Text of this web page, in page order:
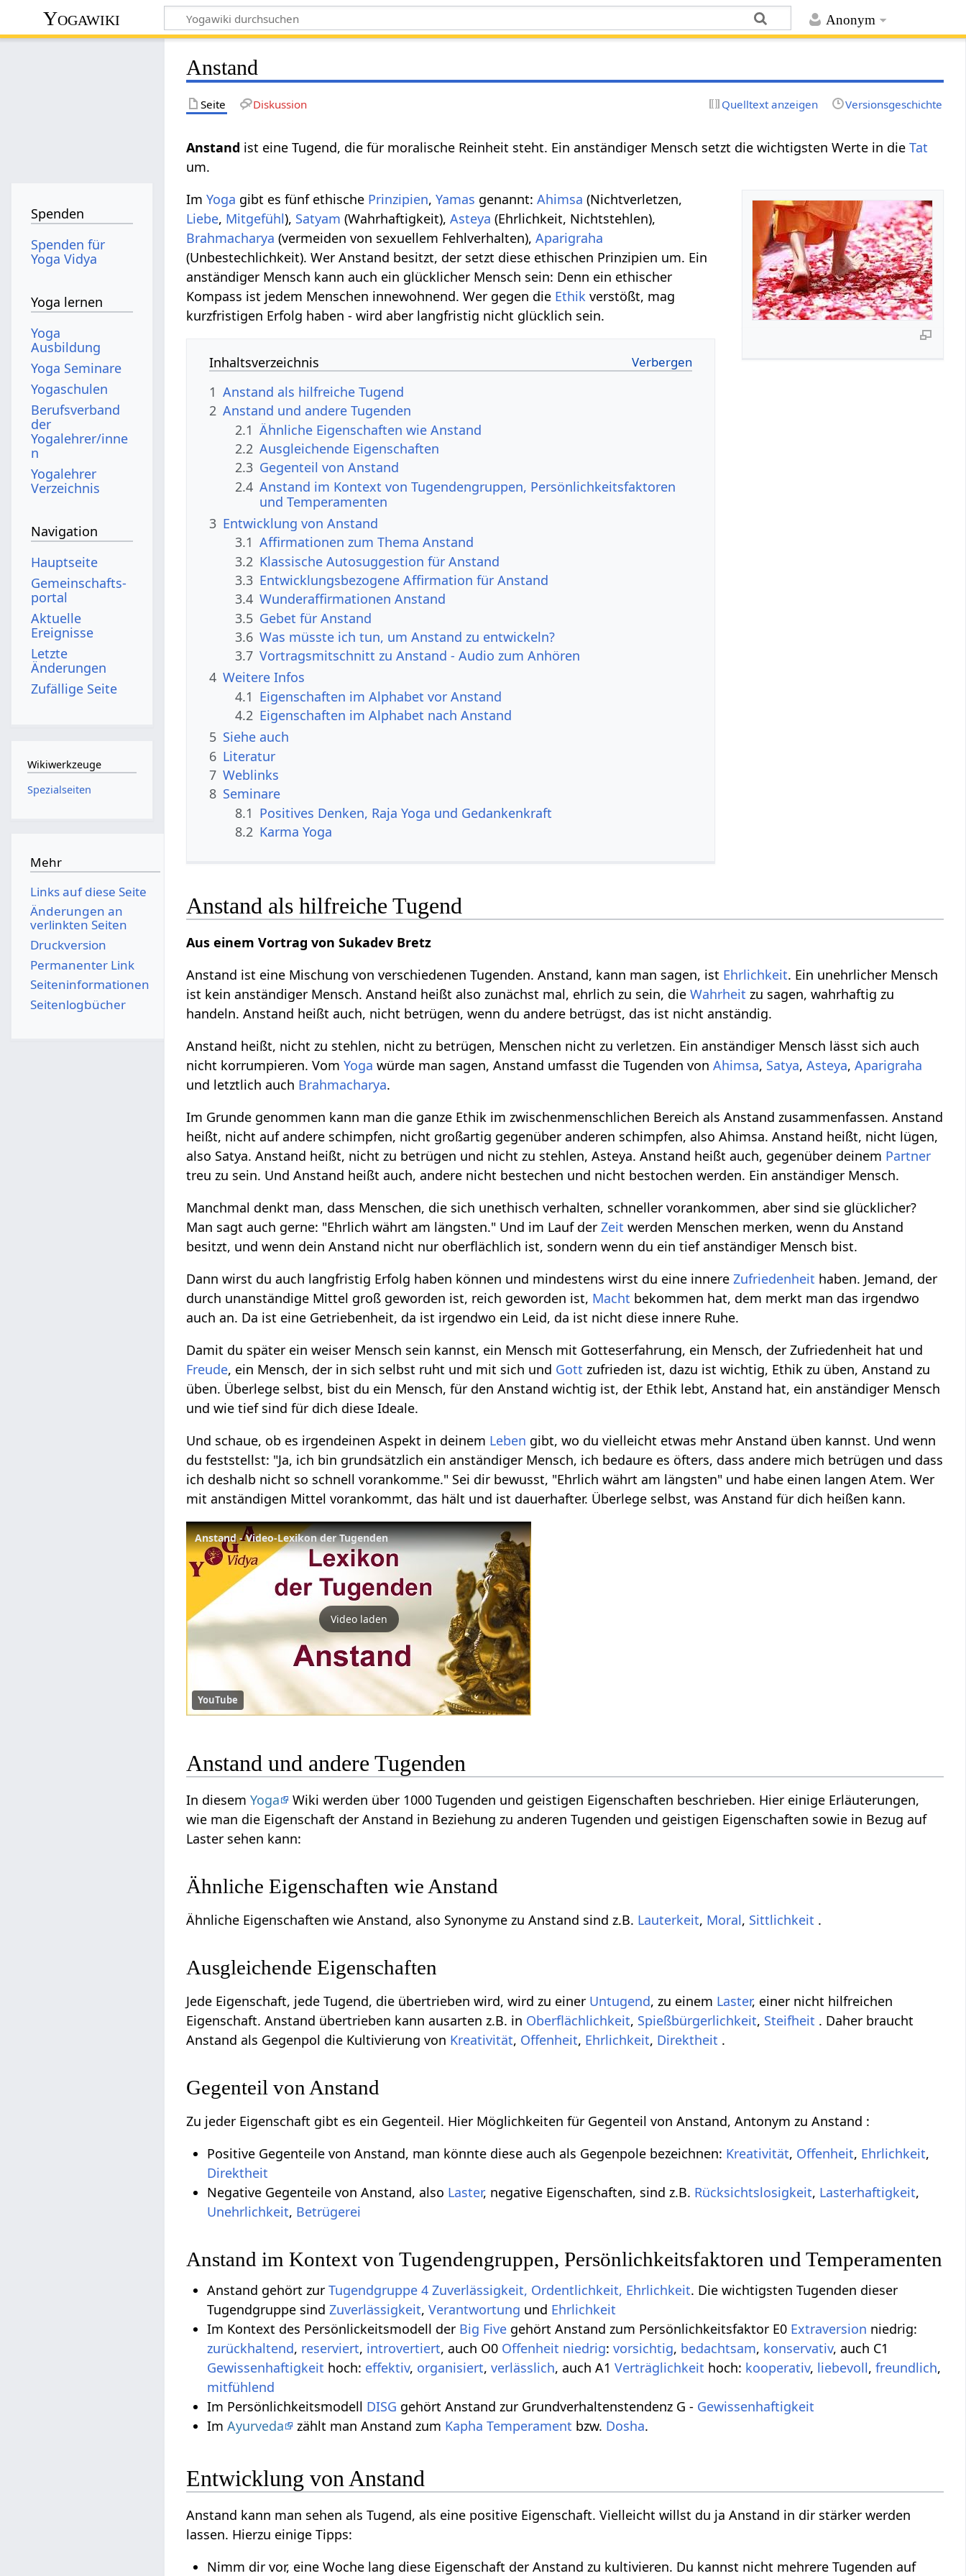
Anonym
Yogawiki
Anstand
Seite Diskussion Quelltext anzeigen Versionsgeschichte
Anstand ist eine Tugend, die für moralische Reinheit steht. Ein anständiger Mensch setzt die wichtigsten Werte in dieTat
um.
ImYoga gibt es fünf ethische Prinzipien,Yamas genannt:Ahimsa (Nichtverletzen,
Liebe, Mitgefühl), Satyam (Wahrhaftigkeit),Asteya (Ehrlichkeit, Nichtstehlen),
Brahmacharya (vermeiden von sexuellem Fehlverhalten),Aparigraha
(Unbestechlichkeit). Wer Anstand besitzt, der setzt diese ethischen Prinzipien um. Ein
anständiger Mensch kann auch ein glücklicher Mensch sein: Denn ein ethischer
Kompass ist jedem Menschen innewohnend. Wer gegen die Ethik verstößt, mag
kurzfristigen Erfolg haben - wird aber langfristig nicht glücklich sein.
Inhaltsverzeichnis
1 Anstand als hilfreiche Tugend
2 Anstand und andere Tugenden
2.1 Ähnliche Eigenschaften wie Anstand
2.2 Ausgleichende Eigenschaften
2.3 Gegenteil von Anstand
2.4 Anstand im Kontext von Tugendengruppen, Persönlichkeitsfaktoren
und Temperamenten
3 Entwicklung von Anstand
3.1 Affirmationen zum Thema Anstand
3.2 Klassische Autosuggestion für Anstand
3.3 Entwicklungsbezogene Affirmation für Anstand
3.4 Wunderaffirmationen Anstand
3.5 Gebet für Anstand
3.6 Was müsste ich tun, um Anstand zu entwickeln?
3.7 Vortragsmitschnitt zu Anstand - Audio zum Anhören
4 Weitere Infos
4.1 Eigenschaften im Alphabet vor Anstand
4.2 Eigenschaften im Alphabet nach Anstand
5 Siehe auch
6 Literatur
7 Weblinks
8 Seminare
8.1 Positives Denken, Raja Yoga und Gedankenkraft
8.2 Karma Yoga
Anstand als hilfreiche Tugend
Aus einem Vortrag von Sukadev Bretz
Anstand ist eine Mischung von verschiedenen Tugenden. Anstand, kann man sagen, ist Ehrlichkeit. Ein unehrlicher Mensch
ist kein anständiger Mensch. Anstand heißt also zunächst mal, ehrlich zu sein, dieWahrheit zu sagen, wahrhaftig zu
handeln. Anstand heißt auch, nicht betrügen, wenn du andere betrügst, das ist nicht anständig.
Anstand heißt, nicht zu stehlen, nicht zu betrügen, Menschen nicht zu verletzen. Ein anständiger Mensch lässt sich auch
nicht korrumpieren. VomYoga würde man sagen, Anstand umfasst die Tugenden vonAhimsa, Satya,Asteya,Aparigraha
und letztlich auch Brahmacharya.
Im Grunde genommen kann man die ganze Ethik im zwischenmenschlichen Bereich als Anstand zusammenfassen. Anstand
heißt, nicht auf andere schimpfen, nicht großartig gegenüber anderen schimpfen, also Ahimsa. Anstand heißt, nicht lügen,
also Satya. Anstand heißt, nicht zu betrügen und nicht zu stehlen, Asteya. Anstand heißt auch, gegenüber deinem Partner
treu zu sein. Und Anstand heißt auch, andere nicht bestechen und nicht bestochen werden. Ein anständiger Mensch.
Manchmal denkt man, dass Menschen, die sich unethisch verhalten, schneller vorankommen, aber sind sie glücklicher?
Man sagt auch gerne: "Ehrlich währt am längsten." Und im Lauf derZeit werden Menschen merken, wenn du Anstand
besitzt, und wenn dein Anstand nicht nur oberflächlich ist, sondern wenn du ein tief anständiger Mensch bist.
Dann wirst du auch langfristig Erfolg haben können und mindestens wirst du eine innereZufriedenheit haben. Jemand, der
durch unanständige Mittel groß geworden ist, reich geworden ist, Macht bekommen hat, dem merkt man das irgendwo
auch an. Da ist eine Getriebenheit, da ist irgendwo ein Leid, da ist nicht diese innere Ruhe.
Damit du später ein weiser Mensch sein kannst, ein Mensch mit Gotteserfahrung, ein Mensch, der Zufriedenheit hat und
Freude, ein Mensch, der in sich selbst ruht und mit sich und Gott zufrieden ist, dazu ist wichtig, Ethik zu üben, Anstand zu
üben. Überlege selbst, bist du ein Mensch, für den Anstand wichtig ist, der Ethik lebt, Anstand hat, ein anständiger Mensch
und wie tief sind für dich diese Ideale.
Und schaue, ob es irgendeinen Aspekt in deinem Leben gibt, wo du vielleicht etwas mehr Anstand üben kannst. Und wenn
du feststellst: "Ja, ich bin grundsätzlich ein anständiger Mensch, ich bedaure es öfters, dass andere mich betrügen und dass
ich deshalb nicht so schnell vorankomme." Sei dir bewusst, "Ehrlich währt am längsten" und habe einen langen Atem. Wer
mit anständigen Mittel vorankommt, das hält und ist dauerhafter. Überlege selbst, was Anstand für dich heißen kann.
Anstand - Video-Lexikon der Tugenden
Video laden
YouTube
Anstand und andere Tugenden
In diesemYoga
Wiki werden über 1000 Tugenden und geistigen Eigenschaften beschrieben. Hier einige Erläuterungen,
wie man die Eigenschaft der Anstand in Beziehung zu anderen Tugenden und geistigen Eigenschaften sowie in Bezug auf
Laster sehen kann:
Ähnliche Eigenschaften wie Anstand
Ähnliche Eigenschaften wie Anstand, also Synonyme zu Anstand sind z.B. Lauterkeit, Moral, Sittlichkeit .
Ausgleichende Eigenschaften
Jede Eigenschaft, jede Tugend, die übertrieben wird, wird zu einer Untugend, zu einem Laster, einer nicht hilfreichen
Eigenschaft. Anstand übertrieben kann ausarten z.B. in Oberflächlichkeit, Spießbürgerlichkeit, Steifheit . Daher braucht
Anstand als Gegenpol die Kultivierung von Kreativität, Offenheit, Ehrlichkeit, Direktheit .
Gegenteil von Anstand
Zu jeder Eigenschaft gibt es ein Gegenteil. Hier Möglichkeiten für Gegenteil von Anstand, Antonym zu Anstand :
Positive Gegenteile von Anstand, man könnte diese auch als Gegenpole bezeichnen: Kreativität, Offenheit, Ehrlichkeit,
Direktheit
Negative Gegenteile von Anstand, also Laster, negative Eigenschaften, sind z.B. Rücksichtslosigkeit, Lasterhaftigkeit,
Unehrlichkeit, Betrügerei
Anstand im Kontext von Tugendengruppen, Persönlichkeitsfaktoren und Temperamenten
Anstand gehört zurTugendgruppe 4 Zuverlässigkeit, Ordentlichkeit, Ehrlichkeit. Die wichtigsten Tugenden dieser
Tugendgruppe sindZuverlässigkeit,Verantwortung und Ehrlichkeit
Im Kontext des Persönlickeitsmodell der Big Five gehört Anstand zum Persönlichkeitsfaktor E0 Extraversion niedrig:
zurückhaltend, reserviert, introvertiert, auch O0 Offenheit niedrig:vorsichtig, bedachtsam, konservativ, auch C1
Gewissenhaftigkeit hoch: effektiv, organisiert,verlässlich, auch A1Verträglichkeit hoch: kooperativ, liebevoll,freundlich,
mitfühlend
Im Persönlichkeitsmodell DISG gehört Anstand zur Grundverhaltenstendenz G - Gewissenhaftigkeit
ImAyurveda zählt man Anstand zum Kapha Temperament bzw. Dosha.
Entwicklung von Anstand
Anstand kann man sehen als Tugend, als eine positive Eigenschaft. Vielleicht willst du ja Anstand in dir stärker werden
lassen. Hierzu einige Tipps:
Nimm dir vor, eine Woche lang diese Eigenschaft der Anstand zu kultivieren. Du kannst nicht mehrere Tugenden auf
Spenden
Spenden für
Yoga Vidya
Yoga lernen
Yoga
Ausbildung
Yoga Seminare
Yogaschulen
Berufsverband
der
Yogalehrer/inne
n
Yogalehrer
Verzeichnis
Navigation
Hauptseite
Gemeinschafts­
portal
Aktuelle
Ereignisse
Letzte
Änderungen
Zufällige Seite
Wikiwerkzeuge
Spezialseiten
Mehr
Links auf diese Seite
Änderungen an
verlinkten Seiten
Druckversion
Permanenter Link
Seiten­­informationen
Seitenlogbücher